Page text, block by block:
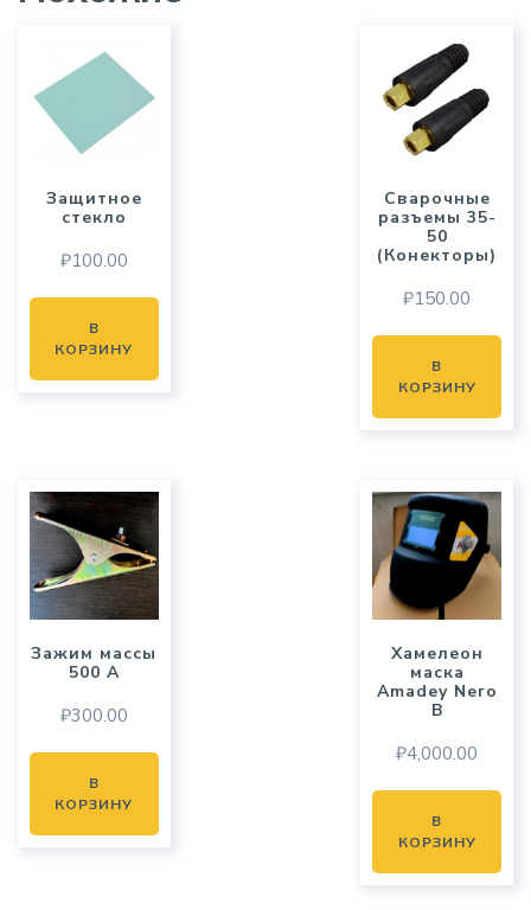
Защитное
стекло
₽100.00
В
КОРЗИНУ
Сварочные
разъемы 35-
50
(Конекторы)
₽150.00
В
КОРЗИНУ
Зажим массы
500 А
₽300.00
В
КОРЗИНУ
Хамелеон
маска
Amadey Nero
B
₽4,000.00
В
КОРЗИНУ